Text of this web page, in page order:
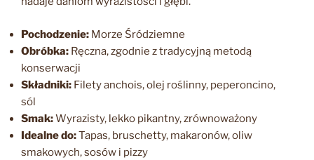
Pochodzenie: Morze Śródziemne
Obróbka: Ręczna, zgodnie z tradycyjną metodą
konserwacji
Składniki: Filety anchois, olej roślinny, peperoncino,
sól
Smak:Wyrazisty, lekko pikantny, zrównoważony
Idealne do:Tapas, bruschetty, makaronów, oliw
smakowych, sosów i pizzy